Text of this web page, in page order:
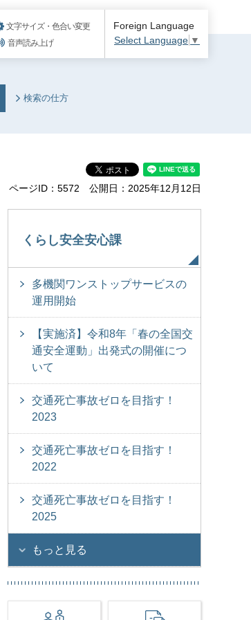
文字サイズ・色合い変更
音声読み上げ
Foreign Language
Select Language ▼
検索の仕方
ページID：5572 公開日：2025年12月12日
くらし安全安心課
多機関ワンストップサービスの
運用開始
【実施済】令和8年「春の全国交
通安全運動」出発式の開催につ
いて
交通死亡事故ゼロを目指す！
2023
交通死亡事故ゼロを目指す！
2022
交通死亡事故ゼロを目指す！
2025
もっと見る